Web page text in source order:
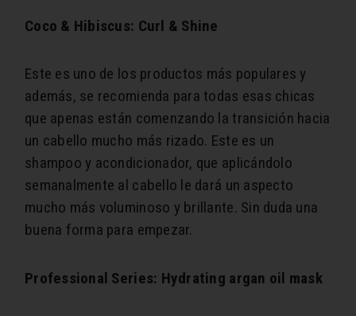
Coco & Hibiscus: Curl & Shine
Este es uno de los productos más populares y
además, se recomienda para todas esas chicas
que apenas están comenzando la transición hacia
un cabello mucho más rizado. Este es un
shampoo y acondicionador, que aplicándolo
semanalmente al cabello le dará un aspecto
mucho más voluminoso y brillante. Sin duda una
buena forma para empezar.
Professional Series: Hydrating argan oil mask